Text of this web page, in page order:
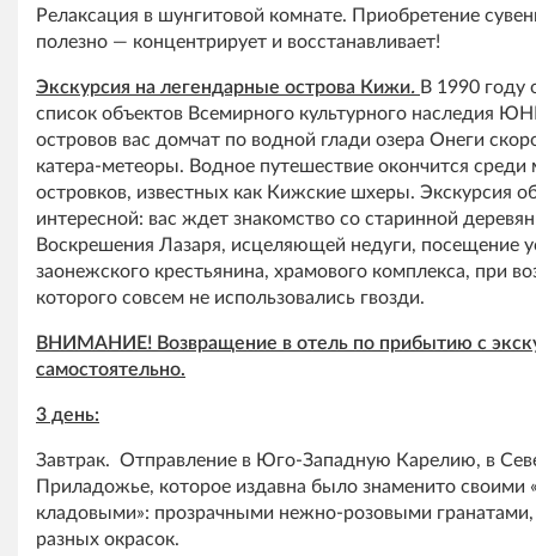
Релаксация в шунгитовой комнате. Приобретение
полезно — концентрирует и восстанавливает!
Экскурсия на легендарные острова Кижи. В 1990 году
список объектов Всемирного культурного наследия
островов вас домчат по водной глади озера Онеги
катера-метеоры. Водное путешествие окончится среди
островков, известных как Кижские шхеры. Экскурсия
интересной: вас ждет знакомство со старинной
Воскрешения Лазаря, исцеляющей недуги, посещение
заонежского крестьянина, храмового комплекса, при
которого совсем не использовались гвозди.
ВНИМАНИЕ! Возвращение в отель по прибытию с
самостоятельно.
3 день:
Завтрак. Отправление в Юго-Западную Карелию, в
Приладожье, которое издавна было знаменито своими
кладовыми»: прозрачными нежно-розовыми гранатами,
разных окрасок.